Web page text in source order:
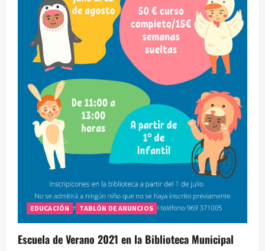
EDUCACIÓN TABLÓN DE ANUNCIOS
Escuela de Verano 2021 en la Biblioteca Municipal